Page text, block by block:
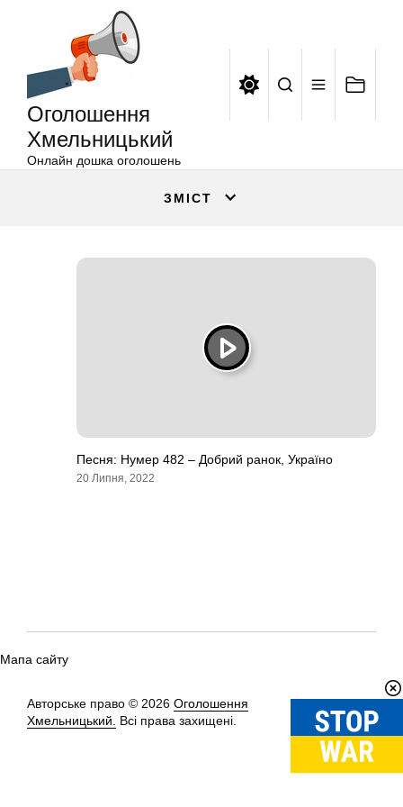
Оголошення
Хмельницький
Онлайн дошка оголошень
ЗМІСТ
Песня: Нумер 482 – Добрий ранок, Україно
20 Липня, 2022
Мапа сайту
Авторське право © 2026 Оголошення
Хмельницький.
Всі права захищені.
Вгору↑